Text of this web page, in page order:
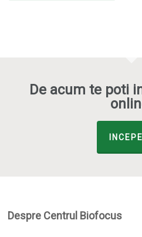
De acum te poti
Despre Centrul Biofocus